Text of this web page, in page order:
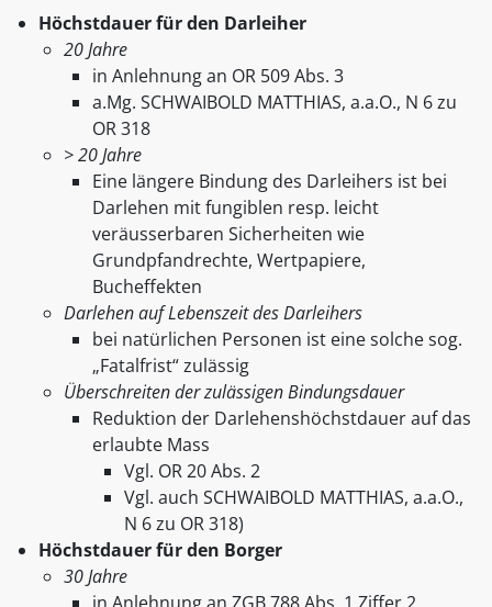
Höchstdauer für den Darleiher
20 Jahre
in Anlehnung an OR 509 Abs. 3
a.Mg. SCHWAIBOLD MATTHIAS, a.a.O., N 6 zu
OR 318
> 20 Jahre
Eine längere Bindung des Darleihers ist bei
Darlehen mit fungiblen resp. leicht
veräusserbaren Sicherheiten wie
Grundpfandrechte, Wertpapiere,
Bucheffekten
Darlehen auf Lebenszeit des Darleihers
bei natürlichen Personen ist eine solche sog.
„Fatalfrist“ zulässig
Überschreiten der zulässigen Bindungsdauer
Reduktion der Darlehenshöchstdauer auf das
erlaubte Mass
Vgl. OR 20 Abs. 2
Vgl. auch SCHWAIBOLD MATTHIAS, a.a.O.,
N 6 zu OR 318)
Höchstdauer für den Borger
30 Jahre